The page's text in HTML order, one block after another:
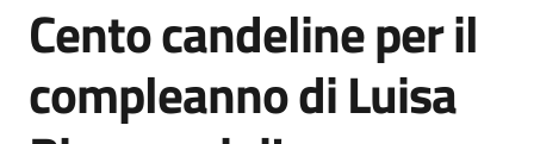
Menu selezionato
Servizi
Salta al contenuto
Cento candeline per il
compleanno di Luisa